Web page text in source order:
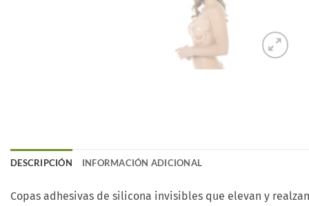
DESCRIPCIÓN INFORMACIÓN ADICIONAL
Copas adhesivas de silicona invisibles que elevan y